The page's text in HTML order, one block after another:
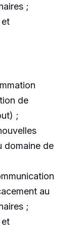
;
et
de
;
domaine de
au
;
et